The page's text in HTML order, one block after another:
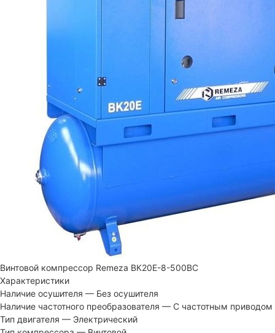
Винтовой компрессор Remeza ВК20Е-8-500ВС
Характеристики
Наличие осушителя — Без осушителя
Наличие частотного преобразователя — С частотным приводом
Тип двигателя — Электрический